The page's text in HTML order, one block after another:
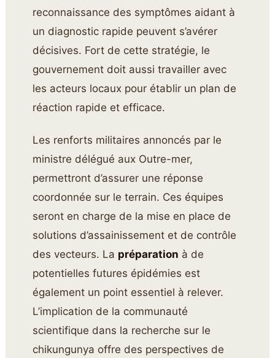
reconnaissance des symptômes aidant à
un diagnostic rapide peuvent s’avérer
décisives. Fort de cette stratégie, le
gouvernement doit aussi travailler avec
les acteurs locaux pour établir un plan de
réaction rapide et efficace.
Les renforts militaires annoncés par le
ministre délégué aux Outre-mer,
permettront d’assurer une réponse
coordonnée sur le terrain. Ces équipes
seront en charge de la mise en place de
solutions d’assainissement et de contrôle
des vecteurs. La préparation à de
potentielles futures épidémies est
également un point essentiel à relever.
L’implication de la communauté
scientifique dans la recherche sur le
chikungunya offre des perspectives de